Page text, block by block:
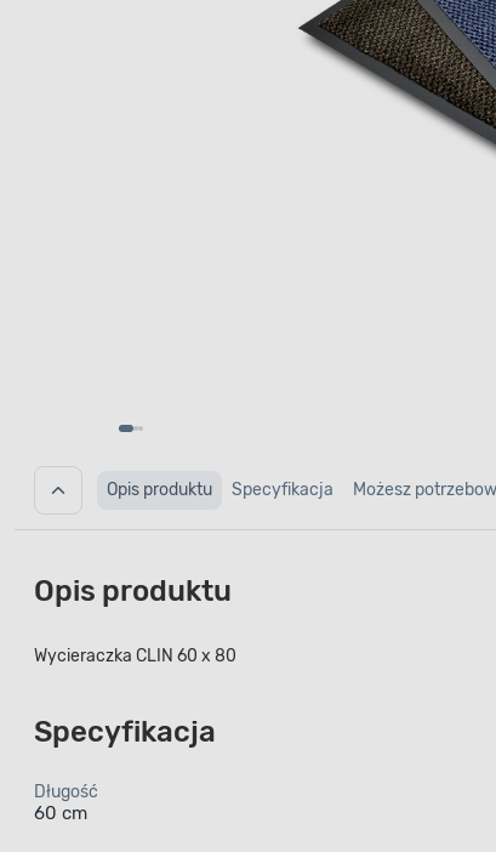
Opis produktu Specyfikacja Możesz
Opis produktu
Wycieraczka CLIN 60 x 80
Specyfikacja
Długość
60 cm